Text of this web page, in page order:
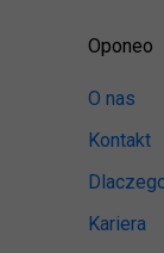
Oponeo
O nas
Kontakt
Kariera